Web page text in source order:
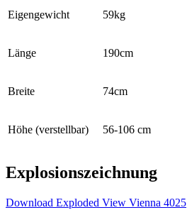
Eigengewicht 59kg
Länge 190cm
Breite 74cm
Höhe (verstellbar) 56-106 cm
Explosionszeichnung
Download Exploded View Vienna 4025